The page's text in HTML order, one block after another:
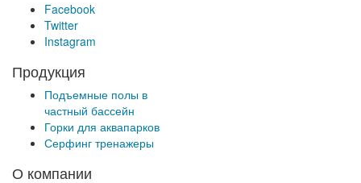
Facebook
Twitter
Instagram
Продукция
Подъемные полы в
частный бассейн
Горки для аквапарков
Серфинг тренажеры
О компании